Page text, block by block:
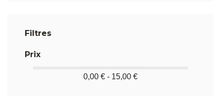
Filtres
Prix
0,00 € - 15,00 €